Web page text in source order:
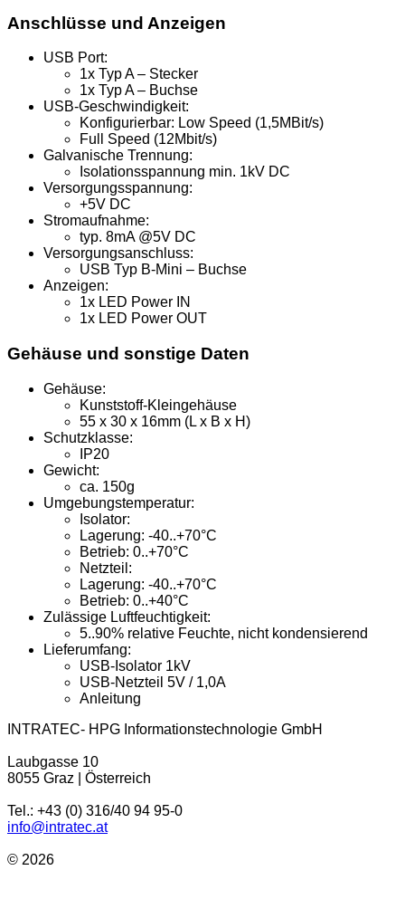
Anschlüsse und Anzeigen
USB Port:
1x Typ A – Stecker
1x Typ A – Buchse
USB-Geschwindigkeit:
Konfigurierbar: Low Speed (1,5MBit/s)
Full Speed (12Mbit/s)
Galvanische Trennung:
Isolationsspannung min. 1kV DC
Versorgungsspannung:
+5V DC
Stromaufnahme:
typ. 8mA @5V DC
Versorgungsanschluss:
USB Typ B-Mini – Buchse
Anzeigen:
1x LED Power IN
1x LED Power OUT
Gehäuse und sonstige Daten
Gehäuse:
Kunststoff-Kleingehäuse
55 x 30 x 16mm (L x B x H)
Schutzklasse:
IP20
Gewicht:
ca. 150g
Umgebungstemperatur:
Isolator:
Lagerung: -40..+70°C
Betrieb: 0..+70°C
Netzteil:
Lagerung: -40..+70°C
Betrieb: 0..+40°C
Zulässige Luftfeuchtigkeit:
5..90% relative Feuchte, nicht kondensierend
Lieferumfang:
USB-Isolator 1kV
USB-Netzteil 5V / 1,0A
Anleitung
INTRATEC- HPG Informationstechnologie GmbH
Laubgasse 10
8055 Graz | Österreich
Tel.: +43 (0) 316/40 94 95-0
info@intratec.at
© 2026